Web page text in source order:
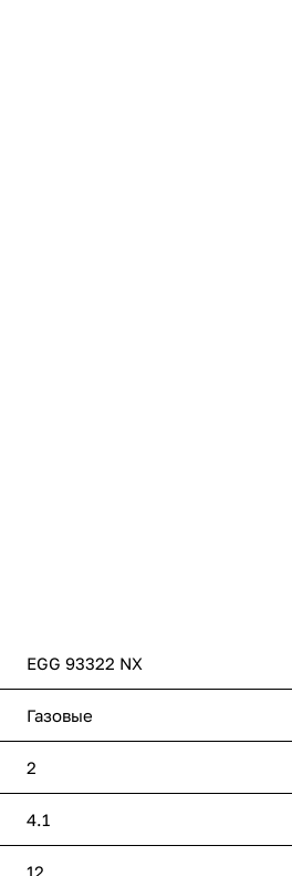
EGG 93322 NX
Газовые
2
4.1
12